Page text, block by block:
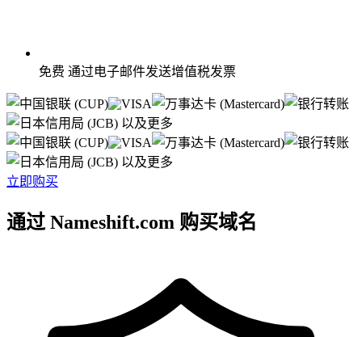
免费 通过电子邮件发送增值税发票
以及更多
以及更多
立即购买
通过 Nameshift.com 购买域名